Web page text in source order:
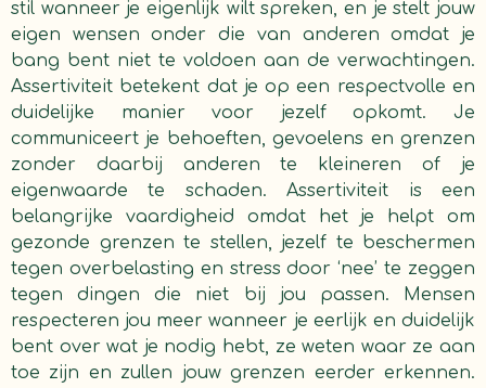
stil wanneer je eigenlijk wilt spreken, en je stelt jouw
eigen wensen onder die van anderen omdat je
bang bent niet te voldoen aan de verwachtingen.
Assertiviteit betekent dat je op een respectvolle en
duidelijke manier voor jezelf opkomt. Je
communiceert je behoeften, gevoelens en grenzen
zonder daarbij anderen te kleineren of je
eigenwaarde te schaden. Assertiviteit is een
belangrijke vaardigheid omdat het je helpt om
gezonde grenzen te stellen, jezelf te beschermen
tegen overbelasting en stress door ‘nee’ te zeggen
tegen dingen die niet bij jou passen. Mensen
respecteren jou meer wanneer je eerlijk en duidelijk
bent over wat je nodig hebt, ze weten waar ze aan
toe zijn en zullen jouw grenzen eerder erkennen.